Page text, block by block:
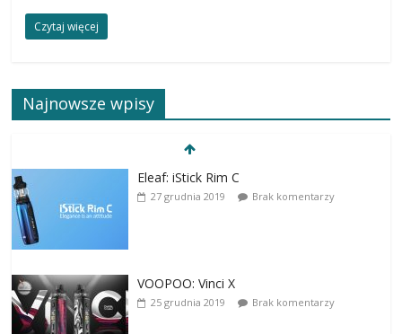
Czytaj więcej
Najnowsze wpisy
Eleaf: iStick Rim C
27 grudnia 2019 Brak komentarzy
VOOPOO: Vinci X
25 grudnia 2019 Brak komentarzy